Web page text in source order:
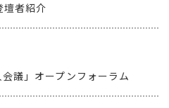
壇者紹介
議」オープンフォーラム